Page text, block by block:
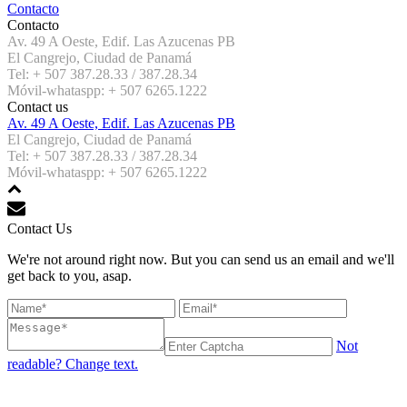
Contacto
Contacto
Av. 49 A Oeste, Edif. Las Azucenas PB
El Cangrejo, Ciudad de Panamá
Tel: + 507 387.28.33 / 387.28.34
Móvil-whataspp: + 507 6265.1222
Contact us
Av. 49 A Oeste, Edif. Las Azucenas PB
El Cangrejo, Ciudad de Panamá
Tel: + 507 387.28.33 / 387.28.34
Móvil-whataspp: + 507 6265.1222
Contact Us
We're not around right now. But you can send us an email and we'll
get back to you, asap.
Not
readable? Change text.